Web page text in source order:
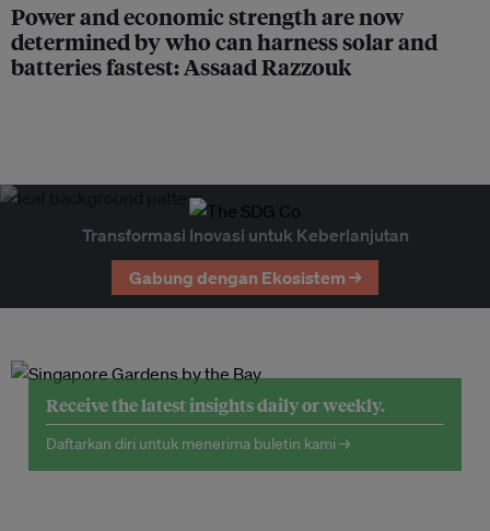
Power and economic strength are now
determined by who can harness solar and
batteries fastest: Assaad Razzouk
Transformasi Inovasi untuk Keberlanjutan
Gabung dengan Ekosistem →
Receive the latest insights daily or weekly.
Daftarkan diri untuk menerima buletin kami →